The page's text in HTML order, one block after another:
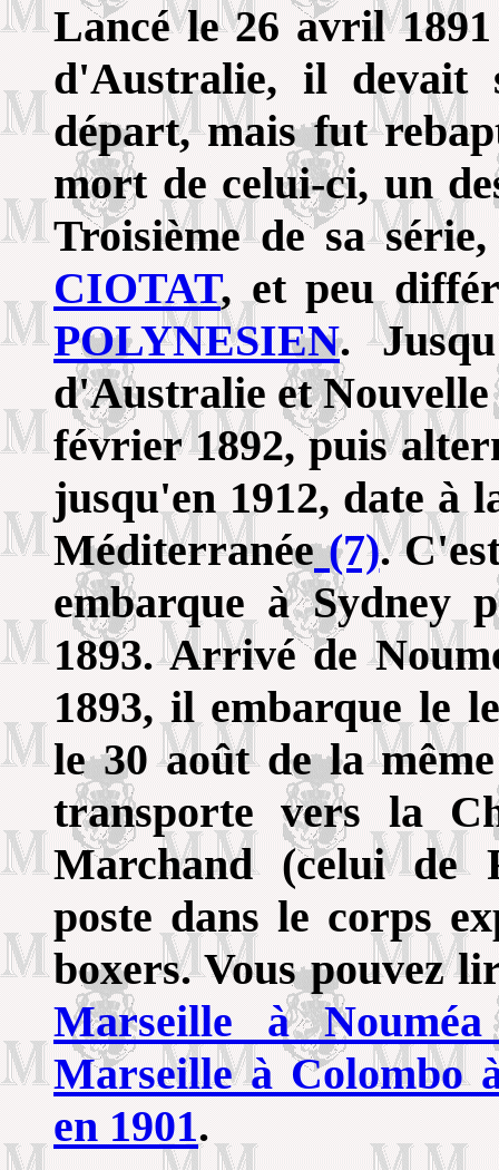
Lancé le 26 avril
d'Australie, il devait
départ, mais fut
mort de celui-ci, un
Troisième de sa
CIOTAT, et peu
POLYNESIEN.
d'Australie et
février 1892, puis
jusqu'en 1912, date à
Méditerranée(7).
embarque à Sydney
1893. Arrivé de
1893, il embarque le
le 30 août de la
transporte vers la
Marchand (celui de
poste dans le corps
boxers. Vous pouvez
Marseille à
Marseille à
en 1901.